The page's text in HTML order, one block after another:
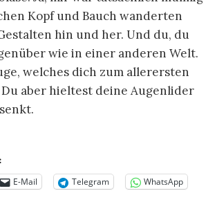
Kopf und Bauch wanderten
hin und her. Und du, du
wie in einer anderen Welt.
welches dich zum allerersten
aber hieltest deine Augenlider
E-Mail Telegram WhatsApp